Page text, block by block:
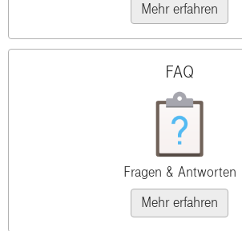
Mehr erfahren
FAQ
Fragen & Antworten
Mehr erfahren